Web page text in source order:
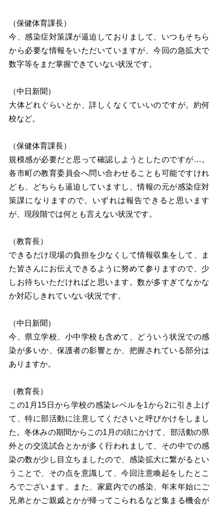
（保健体育課長）
今、感染症対策課が逼迫しておりまして、いつもそちら
から必要な情報をいただいていますが、今回の急拡大で
数字等をまだ掌握できていない状況です。
（中日新聞）
大体どれぐらいとか、詳しくなくていいのですが。約何
校など。
（保健体育課長）
規模感が必要だと思って確認しようとしたのですが…。
各市町の教育委員会へ問い合わせることも可能ですけれ
ども、どちらも逼迫していますし、情報の元が感染症対
策課になりますので。いずれは報告できると思います
が、現段階では何とも言えない状況です。
（教育長）
できるだけ現場の負担を少なくして情報収集をして、ま
た皆さんにお伝えできるように努めて参りますので、少
しお待ちいただければと思います。数が多すぎてなかな
か対応しきれていない状況です。
（中日新聞）
今、県立学校、小中学校も含めて、どういう状況での感
染が多いか、保護者の影響とか、把握されている部分は
ありますか。
（教育長）
この1月15日から学校の感染レベルを1から2に引き上げ
て、特に部活動に注意してくださいと呼びかけをしまし
た。冬休みの期間からこの1月の頭にかけて、部活動の県
外との交流試合とかが多く行われまして、その中での感
染の数が少し目立ちましたので、感染拡大に繋がるとい
うことで、その点を意識して、今回注意喚起をしたとこ
ろでございます。また、家庭内での感染、年末年始にご
兄弟とかご親戚とかが帰ってこられるなど集まる機会が